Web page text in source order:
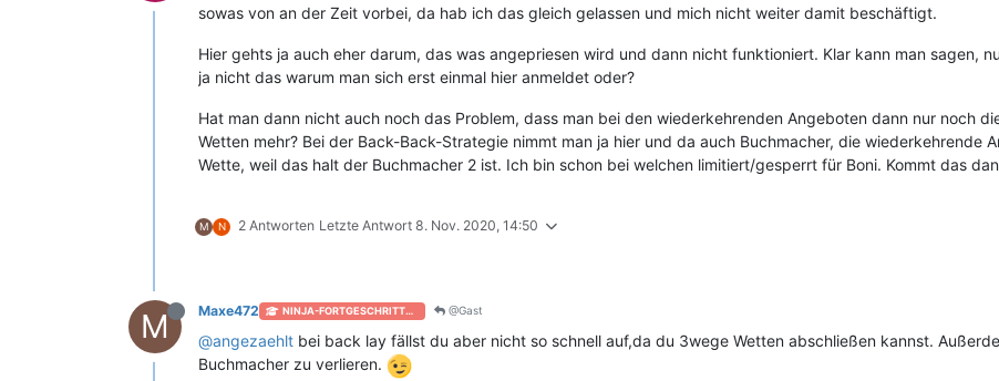
sowas von an der Zeit vorbei, da hab ich das gleich gelassen und mich nicht weiter damit beschäftigt.
Hier gehts ja auch eher darum, das was angepriesen wird und dann nicht funktioniert. Klar kann man sagen,
ja nicht das warum man sich erst einmal hier anmeldet oder?
Hat man dann nicht auch noch das Problem, dass man bei den wiederkehrenden Angeboten dann nur noch
Wetten mehr? Bei der Back-Back-Strategie nimmt man ja hier und da auch Buchmacher, die wiederkehrende
Wette, weil das halt der Buchmacher 2 ist. Ich bin schon bei welchen limitiert/gesperrt für Boni. Kommt das
M N 2 Antworten Letzte Antwort 8. Nov. 2020, 14:50
M Maxe472 NINJA-FORTGESCHRITTEN [+50] @Gast
@angezaehlt bei back lay fällst du aber nicht so schnell auf,da du 3wege Wetten abschließen kannst.
Buchmacher zu verlieren.